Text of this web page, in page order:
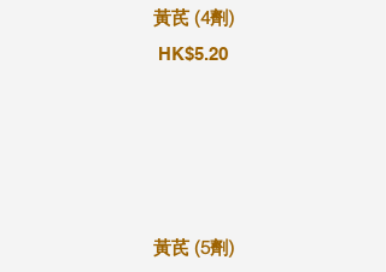
黃芪 (4劑)
HK$5.20
黃芪 (5劑)